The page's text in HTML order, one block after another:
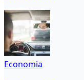
Economia